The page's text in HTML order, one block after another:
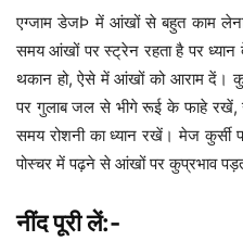
एग्जाम डेजÞ में आंखों से बहुत काम
समय आंखों पर स्ट्रेन रहता है पर
थकान हो, ऐसे में आंखों को आराम
पर गुलाब जल से भीगे रूई के फाहे
समय रोशनी का ध्यान रखें। मेज
पोस्चर में पढ़ने से आंखों पर कुप्रभाव
नींद पूरी लें:-